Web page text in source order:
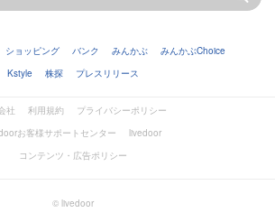
ショッピング バンク みんかぶ
みんかぶChoice
Kstyle
株探 プレスリリース
社 利用規約
プライバシーポリシー
お客様サポートセンター
livedoor
コンテンツ・広告ポリシー
© livedoor